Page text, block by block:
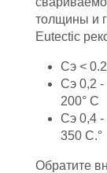
толщины и
Eutectic
Cэ ˂
Сэ 0,2 -
200° C
Cэ 0,4
350 C.°
Обратите